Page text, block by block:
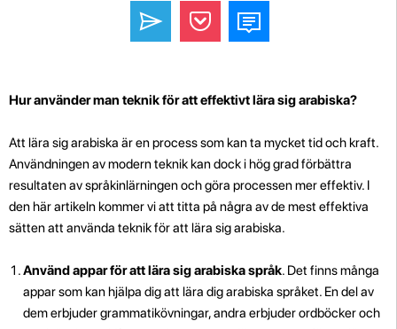
Hur använder man teknik för att effektivt lära sig arabiska?
Att lära sig arabiska är en process som kan ta mycket tid och kraft.
Användningen av modern teknik kan dock i hög grad förbättra
resultaten av språkinlärningen och göra processen mer effektiv. I
den här artikeln kommer vi att titta på några av de mest effektiva
sätten att använda teknik för att lära sig arabiska.
Använd appar för att lära sig arabiska språk. Det finns många
appar som kan hjälpa dig att lära dig arabiska språket. En del av
dem erbjuder grammatikövningar, andra erbjuder ordböcker och